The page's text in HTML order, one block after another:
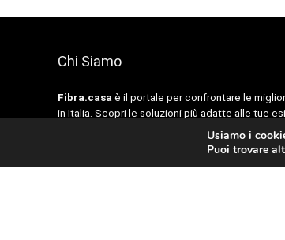
Chi Siamo
Fibra.casa è il portale per confrontare le
in Italia. Scopri le soluzioni più adatte alle tue
approfitta di promozioni esclusive. Tutti i
selezionati con cura, garantendo informazioni
Usiamo i
Puoi trovare